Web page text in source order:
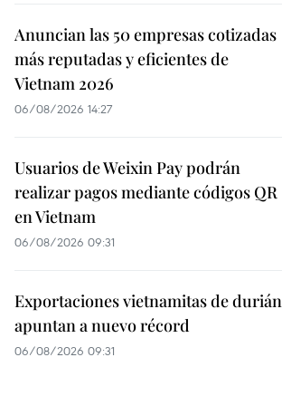
Anuncian las 50 empresas cotizadas
más reputadas y eficientes de
Vietnam 2026
06/08/2026 14:27
Usuarios de Weixin Pay podrán
realizar pagos mediante códigos QR
en Vietnam
06/08/2026 09:31
Exportaciones vietnamitas de durián
apuntan a nuevo récord
06/08/2026 09:31